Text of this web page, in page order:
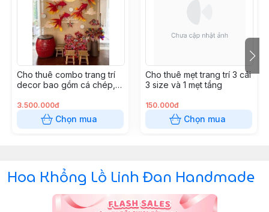
Cho thuê combo trang trí
decor bao gồm cá chép,
lồng đèn ngôi sao và đám
mây
3.500.000đ
Chọn mua
Cho thuê mẹt trang trí 3 cái
3 size và 1 mẹt tầng
150.000đ
Chọn mua
Hoa Khổng Lồ Linh Đan Handmade